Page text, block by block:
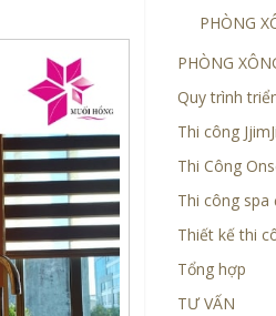
PHÒNG
PHÒNG
Quy trình
Thi công
Thi Công
Thi công spa
Thiết kế thi
Tổng hợp
TƯ VẤN